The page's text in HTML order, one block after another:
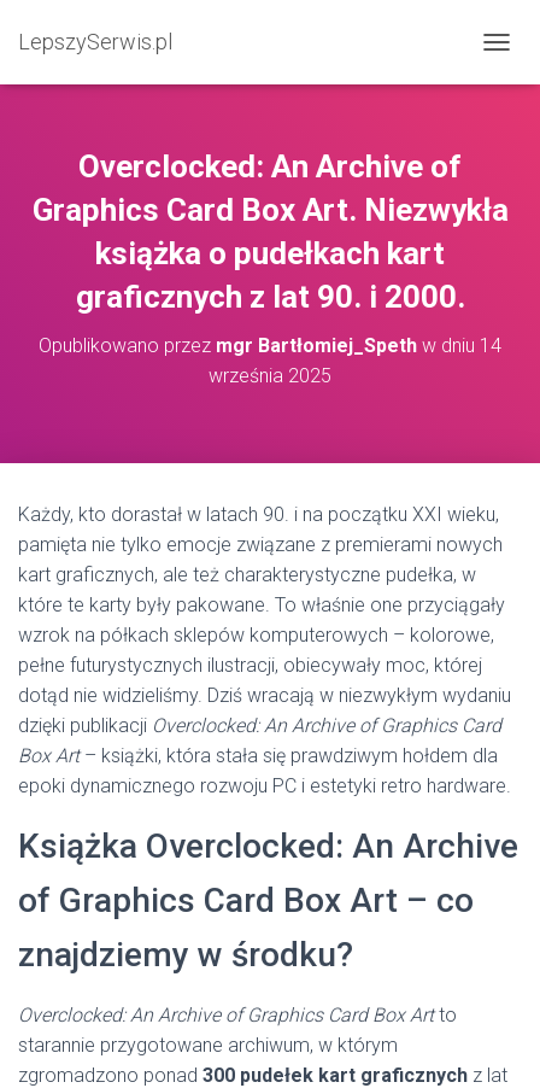
LepszySerwis.pl
Overclocked: An Archive of
Graphics Card Box Art. Niezwykła
książka o pudełkach kart
graficznych z lat 90. i 2000.
Opublikowano przez mgr Bartłomiej_Speth w dniu 14
września 2025
Każdy, kto dorastał w latach 90. i na początku XXI wieku,
pamięta nie tylko emocje związane z premierami nowych
kart graficznych, ale też charakterystyczne pudełka, w
które te karty były pakowane. To właśnie one przyciągały
wzrok na półkach sklepów komputerowych – kolorowe,
pełne futurystycznych ilustracji, obiecywały moc, której
dotąd nie widzieliśmy. Dziś wracają w niezwykłym wydaniu
dzięki publikacji Overclocked: An Archive of Graphics Card
Box Art– książki, która stała się prawdziwym hołdem dla
epoki dynamicznego rozwoju PC i estetyki retro hardware.
Książka Overclocked: An Archive
of Graphics Card Box Art – co
znajdziemy w środku?
Overclocked: An Archive of Graphics Card Box Artto
starannie przygotowane archiwum, w którym
zgromadzono ponad 300 pudełek kart graficznych z lat